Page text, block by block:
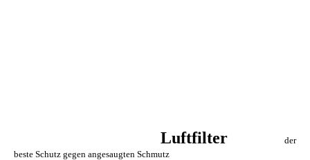
Luftfilter
der
beste Schutz gegen angesaugten Schmutz